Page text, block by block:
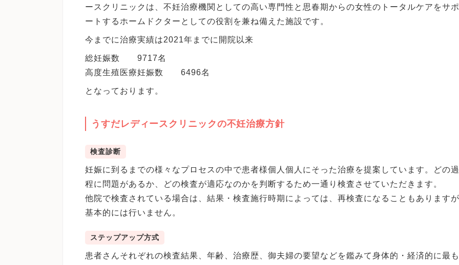
ースクリニックは、不妊治療機関としての高い専門性と思春期からの女性のトータルケアをサポ
ートするホームドクターとしての役割を兼ね備えた施設です。
今までに治療実績は2021年までに開院以来
総妊娠数 9717名
高度生殖医療妊娠数 6496名
となっております。
うすだレディースクリニックの不妊治療方針
検査診断
妊娠に到るまでの様々なプロセスの中で患者様個人個人にそった治療を提案しています。どの過
程に問題があるか、どの検査が適応なのかを判断するため一通り検査させていただきます。
他院で検査されている場合は、結果・検査施行時期によっては、再検査になることもありますが
基本的には行いません。
ステップアップ方式
患者さんそれぞれの検査結果、年齢、治療歴、御夫婦の要望などを鑑みて身体的・経済的に最も